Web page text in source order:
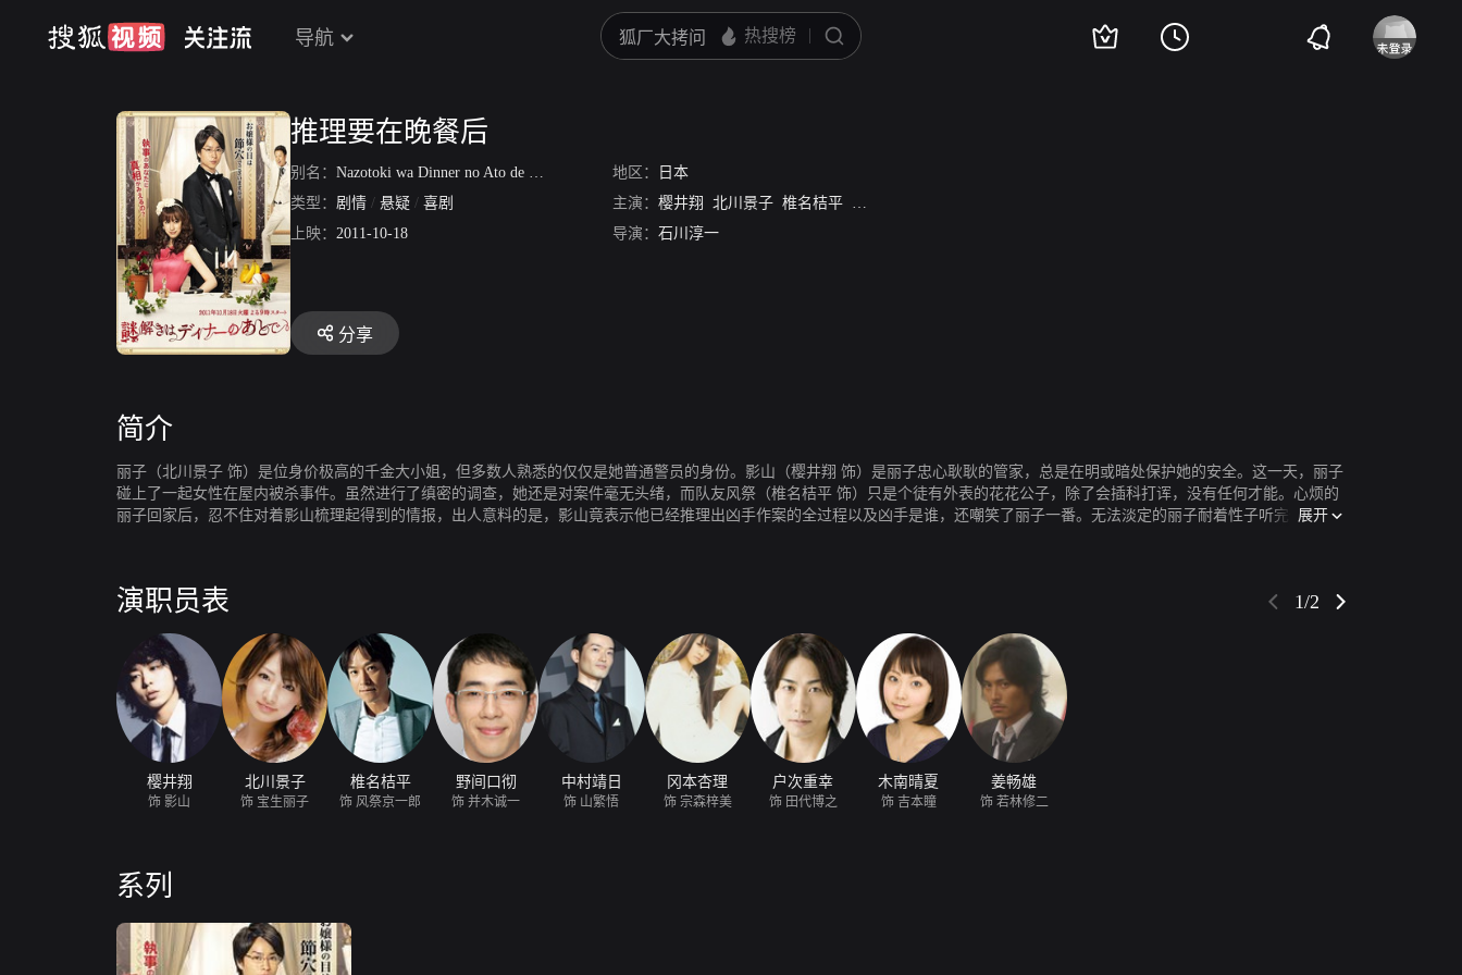
导航
推理要在晚餐后
别名： Nazotoki wa Dinner no Ato de / 谜题在宴会之后揭晓
地区：
日本
类型： 剧情 / 悬疑 / 喜剧 主演： 樱井翔 北川景子 椎名桔平 野间口彻
上映： 2011-10-18 导演： 石川淳一
分享
简介
丽子（北川景子 饰）是位身价极高的千金大小姐，但多数人熟悉的仅仅是她普通警员的身份。影山（樱井翔 饰）是丽子忠心耿耿的管家，总是在明或暗处保护她的安全。这一天，丽子
碰上了一起女性在屋内被杀事件。虽然进行了缜密的调查，她还是对案件毫无头绪，而队友风祭（椎名桔平 饰）只是个徒有外表的花花公子，除了会插科打诨，没有任何才能。心烦的
丽子回家后，忍不住对着影山梳理起得到的情报，出人意料的是，影山竟表示他已经推理出凶手作案的全过程以及凶手是谁，还嘲笑了丽子一番。无法淡定的丽子耐着性子听完他的叙
展开
演职员表 1/2
樱井翔
饰 影山
北川景子
饰 宝生丽子
椎名桔平
饰 风祭京一郎
野间口彻
饰 并木诚一
中村靖日
饰 山繁悟
冈本杏理
饰 宗森梓美
户次重幸
饰 田代博之
木南晴夏
饰 吉本瞳
姜畅雄
饰 若林修二
系列